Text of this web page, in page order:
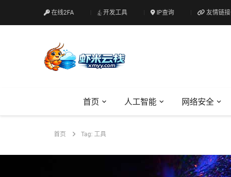
在线2FA 开发工具 IP查询 友情链接
首页 人工智能 网络安全
首页 Tag: 工具